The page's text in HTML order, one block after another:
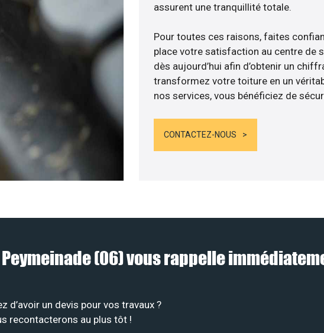
assurent une tranquillité totale.
Pour toutes ces raisons, faites
place votre satisfaction au centre de
dès aujourd’hui afin d’obtenir un
transformez votre toiture en un
nos services, vous bénéficiez de
CONTACTEZ-NOUS
(06) vous rappelle
d’avoir un devis pour vos travaux ?
recontacterons au plus tôt !